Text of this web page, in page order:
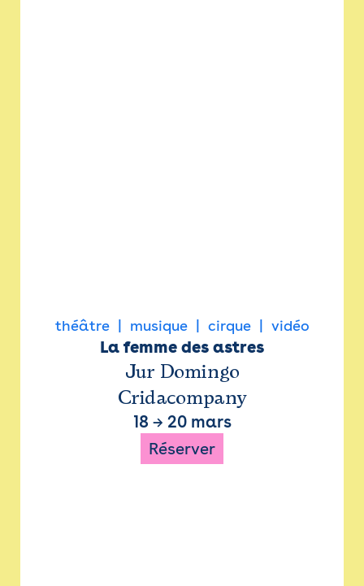
théâtre musique cirque vidéo
La femme des astres
Jur Domingo
Cridacompany
18 → 20 mars
Réserver